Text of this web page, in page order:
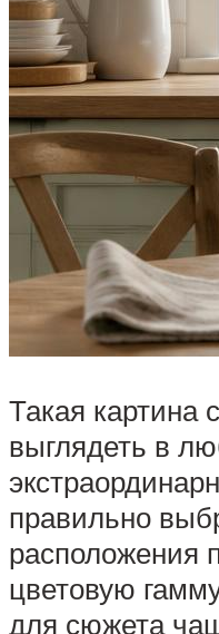
Такая картина
выглядеть в
правильно
расположения
цветовую
для сюжета